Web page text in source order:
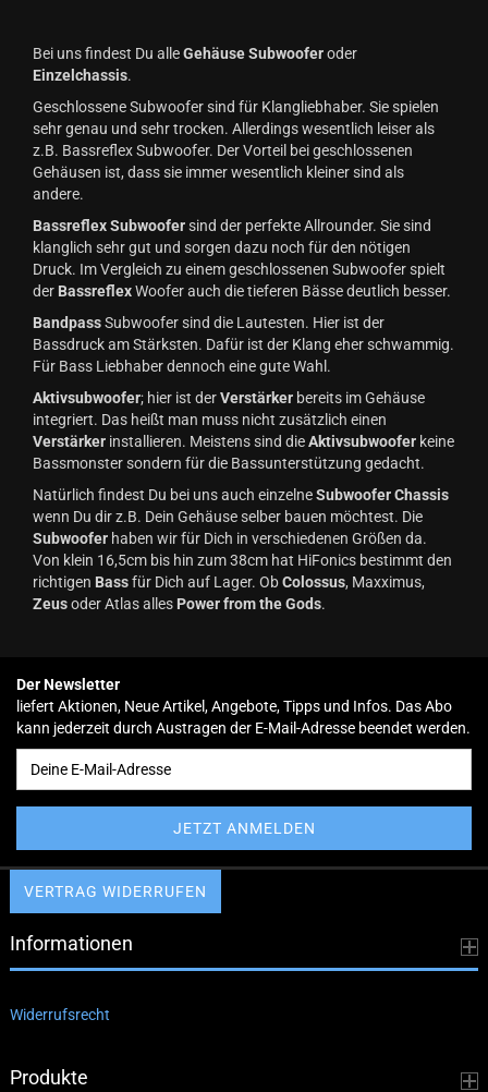
Bei uns findest Du alleGehäuse Subwooferoder
Einzelchassis.
Geschlossene Subwoofer sind für Klangliebhaber. Sie spielen
sehr genau und sehr trocken. Allerdings wesentlich leiser als
z.B. Bassreflex Subwoofer. Der Vorteil bei geschlossenen
Gehäusen ist, dass sie immer wesentlich kleiner sind als
andere.
Bassreflex Subwoofersind der perfekte Allrounder. Sie sind
klanglich sehr gut und sorgen dazu noch für den nötigen
Druck. Im Vergleich zu einem geschlossenen Subwoofer spielt
der BassreflexWoofer auch die tieferen Bässe deutlich besser.
BandpassSubwoofer sind die Lautesten. Hier ist der
Bassdruck am Stärksten. Dafür ist der Klang eher schwammig.
Für Bass Liebhaber dennoch eine gute Wahl.
Aktivsubwoofer; hier ist derVerstärker bereits im Gehäuse
integriert. Das heißt man muss nicht zusätzlich einen
Verstärker installieren. Meistens sind dieAktivsubwoofer keine
Bassmonster sondern für die Bassunterstützung gedacht.
Natürlich findest Du bei uns auch einzelneSubwoofer Chassis
wenn Du dir z.B. Dein Gehäuse selber bauen möchtest. Die
Subwoofer haben wir für Dich in verschiedenen Größen da.
Von klein 16,5cm bis hin zum 38cm hat HiFonics bestimmt den
richtigen Bassfür Dich auf Lager. ObColossus, Maxximus,
Zeusoder Atlas alles Power from the Gods.
Der Newsletter
liefert Aktionen, Neue Artikel, Angebote, Tipps und Infos. Das Abo
kann jederzeit durch Austragen der E-Mail-Adresse beendet werden.
VERTRAG WIDERRUFEN
Informationen
Widerrufsrecht
Produkte